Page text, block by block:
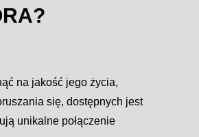
na jakość jego życia,
się, dostępnych jest
unikalne połączenie